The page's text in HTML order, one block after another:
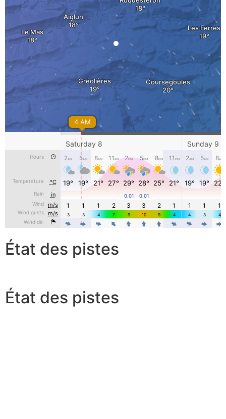
État des pistes
État des pistes